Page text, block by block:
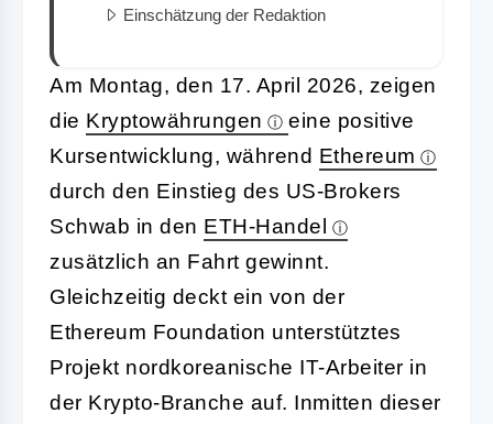
Einschätzung der Redaktion
Am Montag, den 17. April 2026, zeigen
die Kryptowährungen
eine positive
Kursentwicklung, während Ethereum
durch den Einstieg des US-Brokers
Schwab in den ETH-Handel
zusätzlich an Fahrt gewinnt.
Gleichzeitig deckt ein von der
Ethereum Foundation unterstütztes
Projekt nordkoreanische IT-Arbeiter in
der Krypto-Branche auf. Inmitten dieser